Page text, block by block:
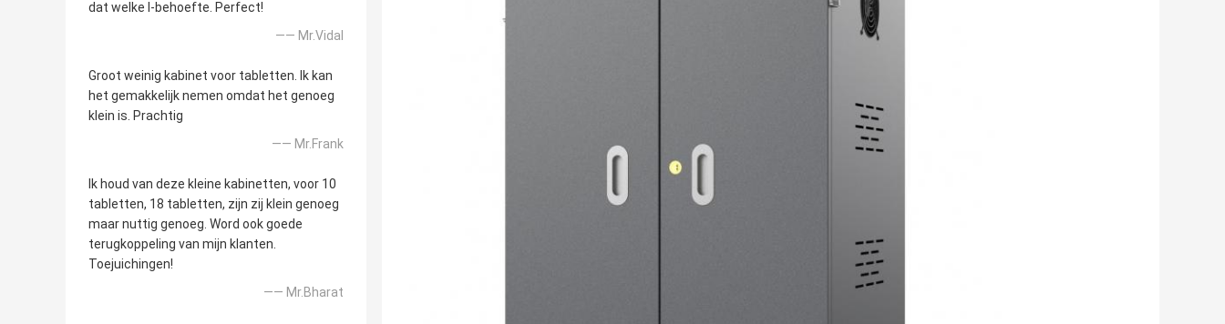
dat welke I-behoefte. Perfect!
—— Mr.Vidal
Groot weinig kabinet voor tabletten. Ik kan
het gemakkelijk nemen omdat het genoeg
klein is. Prachtig
—— Mr.Frank
Ik houd van deze kleine kabinetten, voor 10
tabletten, 18 tabletten, zijn zij klein genoeg
maar nuttig genoeg. Word ook goede
terugkoppeling van mijn klanten.
Toejuichingen!
—— Mr.Bharat